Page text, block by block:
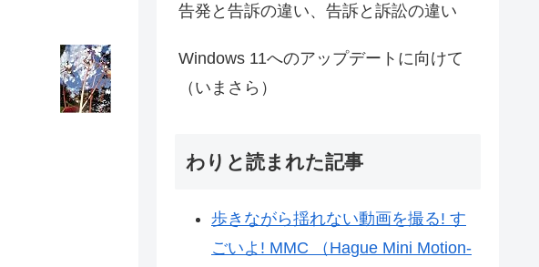
告発と告訴の違い、告訴と訴訟の違い
Windows 11へのアップデートに向けて
（いまさら）
わりと読まれた記事
歩きながら揺れない動画を撮る! す
ごいよ! MMC （Hague Mini Motion-